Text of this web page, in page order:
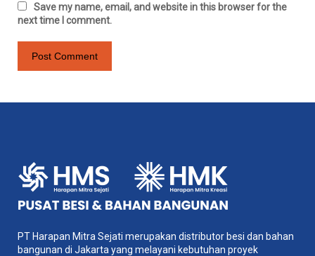
Save my name, email, and website in this browser for the
next time I comment.
PT Harapan Mitra Sejati merupakan distributor besi dan bahan
bangunan di Jakarta yang melayani kebutuhan proyek